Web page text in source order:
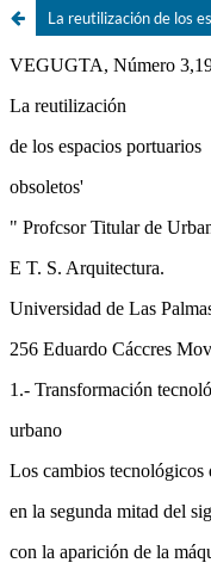
La reutilización de los